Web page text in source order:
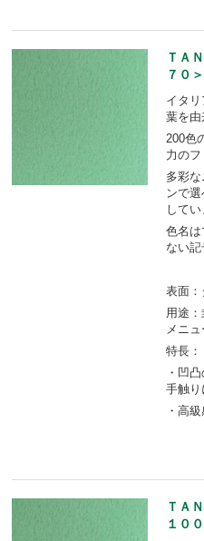
ＴＡ
７０
イタ
葉を由
200色
力のフ
多彩
ンで
してい
色名は
ない記
表面：
用途：
メニュ
特長：
・凹
手触り
・高
ＴＡ
１０